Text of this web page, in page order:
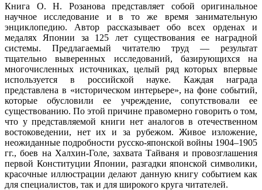
Книга О. Н. Розанова представляет собой оригинальное
научное исследование и в то же время занимательную
энциклопедию. Автор рассказывает обо всех орденах и
медалях Японии за 125 лет существования ее наградной
системы. Предлагаемый читателю труд — результат
тщательно выверенных исследований, базирующихся на
многочисленных источниках, целый ряд которых впервые
используется в российской науке. Каждая награда
представлена в «историческом интерьере», на фоне событий,
которые обусловили ее учреждение, сопутствовали ее
существованию. По этой причине правомерно говорить о том,
что у представляемой книги нет аналогов в отечественном
востоковедении, нет их и за рубежом. Живое изложение,
неожиданные подробности русско-японской войны 1904–1905
гг., боев на Халхин-Голе, захвата Тайваня и провозглашения
первой Конституции Японии, разгадки японской символики,
красочные иллюстрации делают данную книгу событием как
для специалистов, так и для широкого круга читателей.